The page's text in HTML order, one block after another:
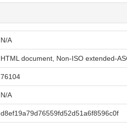
N/A
HTML document, Non-ISO extended-
76104
N/A
d8ef19a79d76559fd52d51a6f8596c0f